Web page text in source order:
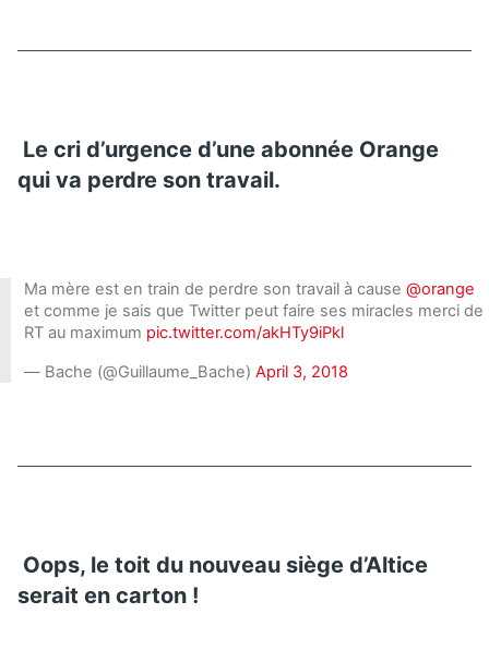
Le cri d’urgence d’une abonnée Orange
qui va perdre son travail.
Ma mère est en train de perdre son travail à cause @orange
et comme je sais que Twitter peut faire ses miracles merci de
RT au maximum pic.twitter.com/akHTy9iPkl
— Bache (@Guillaume_Bache) April 3, 2018
Oops, le toit du nouveau siège d’Altice
serait en carton !